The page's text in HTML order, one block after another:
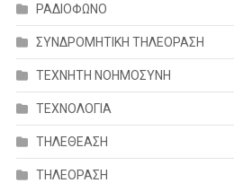
ΡΑΔΙΟΦΩΝΟ
ΣΥΝΔΡΟΜΗΤΙΚΗ ΤΗΛΕΟΡΑΣΗ
ΤΕΧΝΗΤΗ ΝΟΗΜΟΣΥΝΗ
ΤΕΧΝΟΛΟΓΙΑ
ΤΗΛΕΘΕΑΣΗ
ΤΗΛΕΟΡΑΣΗ